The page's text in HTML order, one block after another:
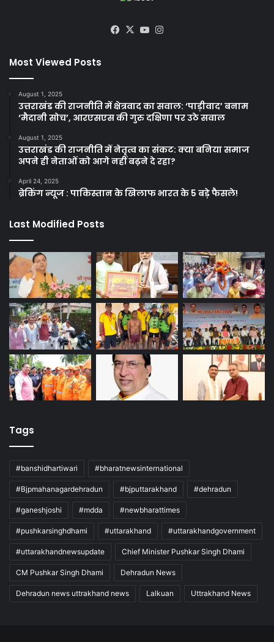
Facebook
X YouTube
Most Viewed Posts
August 1, 2025
उत्तराखंड की राजनीति में क्षेत्रवाद का सवाल: ‘पाड़ीवाद’ बनाम
‘मैदानी सोच’, आरएसएस की गुरु दक्षिणा पर उठे सवाल
August 1, 2025
उत्तराखंड की राजनीति में नेतृत्व का संकट: क्या बनिया समाज
अपने ही नेताओं को आगे नहीं बढ़ने दे रहा?
April 24, 2025
ब्रेकिंग न्यूज : पाकिस्तान के खिलाफ भारत के 5 बड़े फैसले!
Last Modified Posts
Tags
#banshidhartiwari #bharatnewsinternational
#Bjpmahanagardehradun #bjputtarakhand #dehradun
#ganeshjoshi #mdda #newbharattimes
#pushkarsinghdhami #uttarakhand #uttarakhandgovernment
#uttarakhandnewsupdate Chief Minister Pushkar Singh Dhami
CM Pushkar Singh Dhami Dehradun News
Dehradun news uttrakhand news Lalkuan Uttrakhand News